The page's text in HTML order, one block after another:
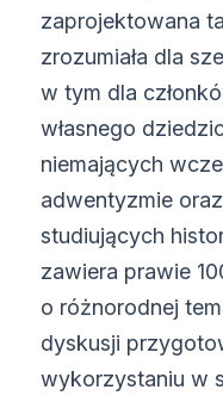
zaprojektowana
zrozumiała dla
w tym dla
własnego
niemających
adwentyzmie
studiujących
zawiera prawie
o różnorodnej
dyskusji
wykorzystaniu w